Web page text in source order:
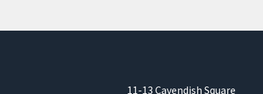
11-13 Cavendish Square